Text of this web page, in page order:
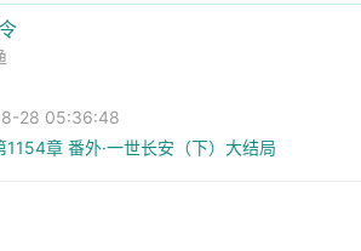
28 05:36:48
1154章 番外·一世长安（下）大结局